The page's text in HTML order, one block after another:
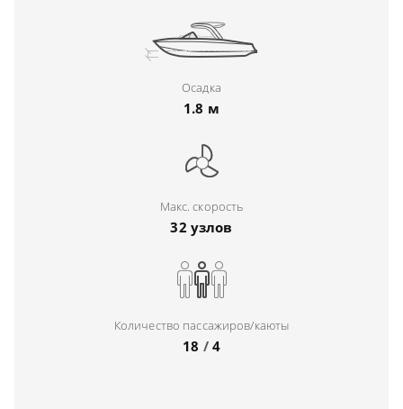
Осадка
1.8 м
Макс. скорость
32 узлов
Количество пассажиров/каюты
18 /4